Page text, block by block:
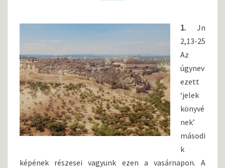
A
B
É
V
N
A
G
Y
Ö
1. Jn
2,13-25
Az
úgynev
ezett
‘jelek
könyvé
nek’
másodi
k
képének részesei vagyunk ezen a vasárnapon. A